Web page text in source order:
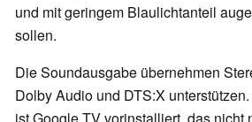
und mit geringem Blaulichtanteil
sollen.
Die Soundausgabe übernehmen
Dolby Audio und DTS:X
ist Google TV vorinstalliert, das nicht